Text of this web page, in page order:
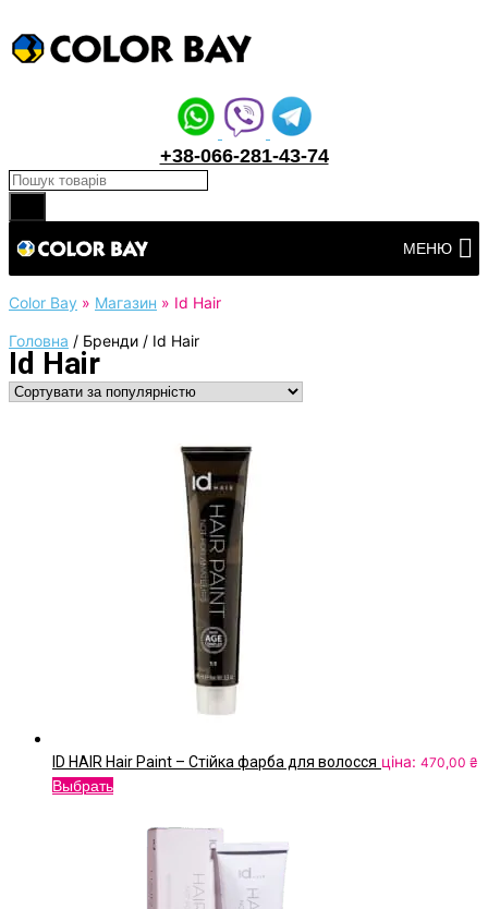
+38-066-281-43-74
Products search
до
вмісту
МЕНЮ
Color Bay » Магазин » Id Hair
Головна / Бренди / Id Hair
Id Hair
ID HAIR Hair Paint – Стійка фарба для волосся ціна: 470,00 ₴
ВыбратьЦей
кілька
варіантів.
Параметри